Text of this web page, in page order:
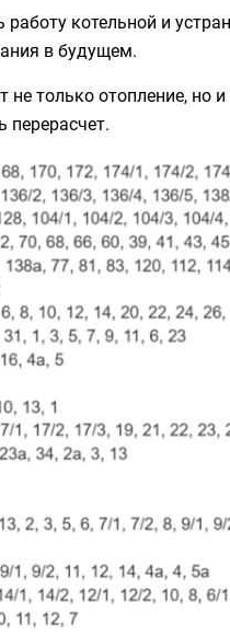
котельной и
в будущем.
только отопление, но